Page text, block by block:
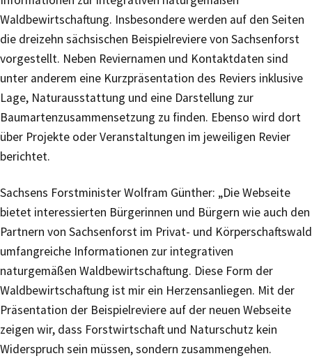
Waldbewirtschaftung. Insbesondere werden auf den Seiten
die dreizehn sächsischen Beispielreviere von Sachsenforst
vorgestellt. Neben Reviernamen und Kontaktdaten sind
unter anderem eine Kurzpräsentation des Reviers inklusive
Lage, Naturausstattung und eine Darstellung zur
Baumartenzusammensetzung zu finden. Ebenso wird dort
über Projekte oder Veranstaltungen im jeweiligen Revier
berichtet.
Sachsens Forstminister Wolfram Günther: „Die Webseite
bietet interessierten Bürgerinnen und Bürgern wie auch den
Partnern von Sachsenforst im Privat- und Körperschaftswald
umfangreiche Informationen zur integrativen
naturgemäßen Waldbewirtschaftung. Diese Form der
Waldbewirtschaftung ist mir ein Herzensanliegen. Mit der
Präsentation der Beispielreviere auf der neuen Webseite
zeigen wir, dass Forstwirtschaft und Naturschutz kein
Widerspruch sein müssen, sondern zusammengehen.